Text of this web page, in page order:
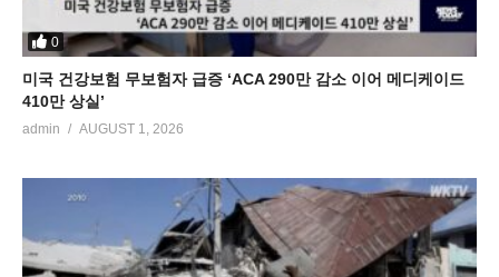
0
미국 건강보험 무보험자 급증 ‘ACA 290만 감소 이어 메디케이드
410만 상실’
admin AUGUST 1, 2026